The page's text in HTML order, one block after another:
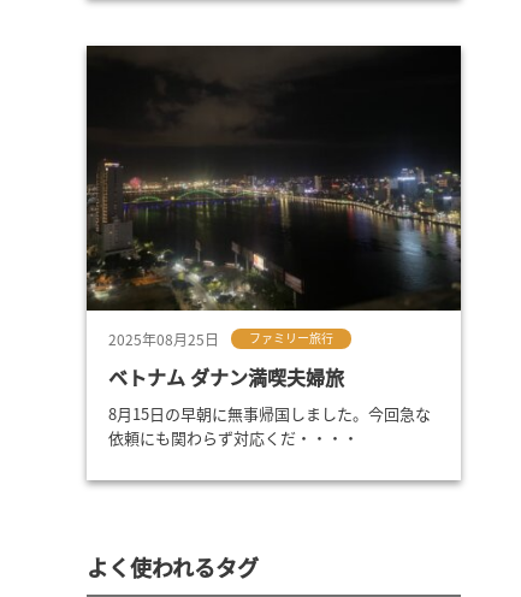
2025年08月25日 ファミリー旅行
ベトナム ダナン満喫夫婦旅
8月15日の早朝に無事帰国しました。今回急な
依頼にも関わらず対応くだ・・・・
よく使われるタグ